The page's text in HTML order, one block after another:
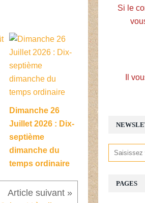
Dimanche 26
Juillet 2026 : Dix-
septième
dimanche du
temps ordinaire
PAGES
Si le
Il